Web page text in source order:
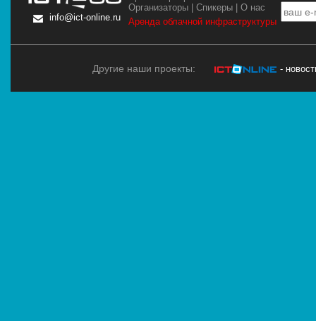
info@ict-online.ru
Организаторы |Спикеры |О нас
Аренда облачной инфраструктуры
Другие наши проекты: -